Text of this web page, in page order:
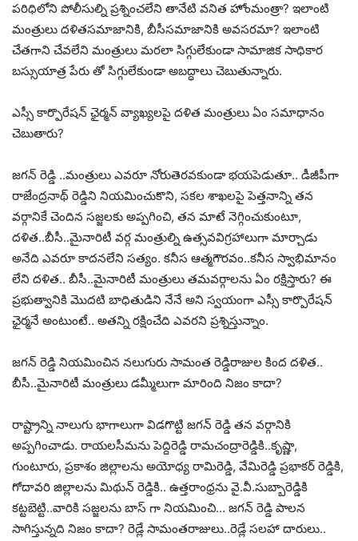
పరిధిలోని పోలీసుల్ని ప్రశ్నించలేని తానేటి వనిత హోంమంత్రా? ఇలాంటి
మంత్రులు దళితసమాజానికి, బీసీసమాజానికి అవసరమా? ఇలాంటి
చేతగాని చేవలేని మంత్రులు మరలా సిగ్గులేకుండా సామాజిక సాధికార
బస్సుయాత్ర పేరు తో సిగ్గులేకుండా అబద్ధాలు చెబుతున్నారు.
ఎస్సీ కార్పొరేషన్ ఛైర్మన్ వ్యాఖ్యలపై దళిత మంత్రులు ఏం సమాధానం
చెబుతారు?
జగన్ రెడ్డి ..మంత్రులు ఎవరూ నోరుతెరవకుండా భయపెడుతూ.. డీజీపీగా
రాజేంద్రనాథ్ రెడ్డిని నియమించుకొని, సకల శాఖలపై పెత్తనాన్ని తన
వర్గానికే చెందిన సజ్జలకు అప్పగించి, తన మాటే నెగ్గించుకుంటూ,
దళిత..బీసీ..మైనారిటీ వర్గ మంత్రుల్ని ఉత్సవవిగ్రహాలుగా మార్చాడు
అనేది ఎవరూ కాదనలేని సత్యం. కనీస ఆత్మగౌరవం..కనీస స్వాభిమానం
లేని దళిత.. బీసీ..మైనారిటీ మంత్రులు తమవర్గాలను ఏం రక్షిస్తారు? ఈ
ప్రభుత్వానికి మొదటి బాధితుడిని నేనే అని స్వయంగా ఎస్సీ కార్పొరేషన్
ఛైర్మనే అంటుంటే.. అతన్ని రక్షించేది ఎవరని ప్రశ్నిస్తున్నాం.
జగన్ రెడ్డి నియమించిన నలుగురు సామంత రెడ్డిరాజుల కింద దళిత..
బీసీ..మైనారిటీ మంత్రులు డమ్మీలుగా మారింది నిజం కాదా?
రాష్ట్రాన్ని నాలుగు భాగాలుగా విడగొట్టి జగన్ రెడ్డి తన వర్గానికి
అప్పగించాడు. రాయలసీమను పెద్దిరెడ్డి రామచంద్రారెడ్డికి..కృష్ణా,
గుంటూరు, ప్రకాశం జిల్లాలను అయోధ్య రామిరెడ్డి, వేమిరెడ్డి ప్రభాకర్ రెడ్డికి,
గోదావరి జిల్లాలను మిథున్ రెడ్డికి.. ఉత్తరాంధ్రను వై.వీ.సుబ్బారెడ్డికి
కట్టబెట్టి..వారికి సజ్జలను బాస్ గా నియమించి… జగన్ రెడ్డి పాలన
సాగిస్తున్నది నిజం కాదా? రెడ్లే సామంతరాజులు..రెడ్లే సలహా దారులు..